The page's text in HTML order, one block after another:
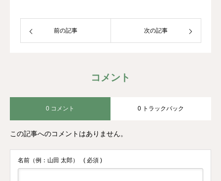
前の記事 次の記事
コメント
0 コメント 0 トラックバック
この記事へのコメントはありません。
名前（例：山田 太郎） ( 必須 )